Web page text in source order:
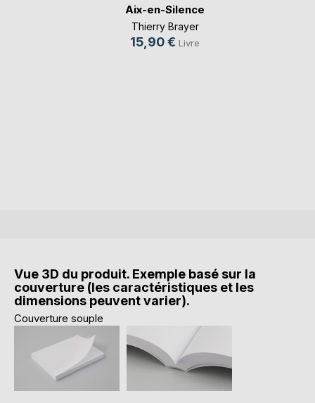
Aix-en-Silence
Thierry Brayer
15,90 € Livre
Vue 3D du produit. Exemple basé sur la
couverture (les caractéristiques et les
dimensions peuvent varier).
Couverture souple